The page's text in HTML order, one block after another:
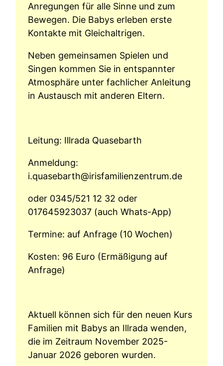
Anregungen für alle Sinne und zum
Bewegen. Die Babys erleben erste
Kontakte mit Gleichaltrigen.
Neben gemeinsamen Spielen und
Singen kommen Sie in entspannter
Atmosphäre unter fachlicher Anleitung
in Austausch mit anderen Eltern.
Leitung: Illrada Quasebarth
Anmeldung:
i.quasebarth@irisfamilienzentrum.de
oder 0345/521 12 32 oder
017645923037 (auch Whats-App)
Termine: auf Anfrage (10 Wochen)
Kosten: 96 Euro (Ermäßigung auf
Anfrage)
Aktuell können sich für den neuen Kurs
Familien mit Babys an Illrada wenden,
die im Zeitraum November 2025-
Januar 2026 geboren wurden.